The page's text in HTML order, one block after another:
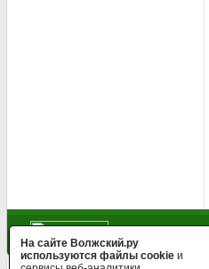
На сайте Волжский.ру
используются файлы cookie и